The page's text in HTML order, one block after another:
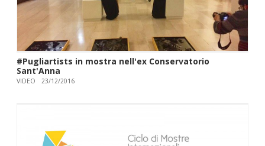
#Pugliartists in mostra nell'ex Conservatorio
Sant'Anna
VIDEO 23/12/2016